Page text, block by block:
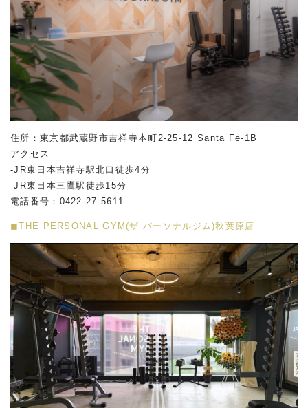
住所：東京都武蔵野市吉祥寺本町2-25-12 Santa Fe-1B
アクセス
-JR東日本吉祥寺駅北口徒歩4分
-JR東日本三鷹駅徒歩15分
電話番号：0422-27-5611
◼︎THE PERSONAL GYM(ザ パーソナルジム)秋葉原店